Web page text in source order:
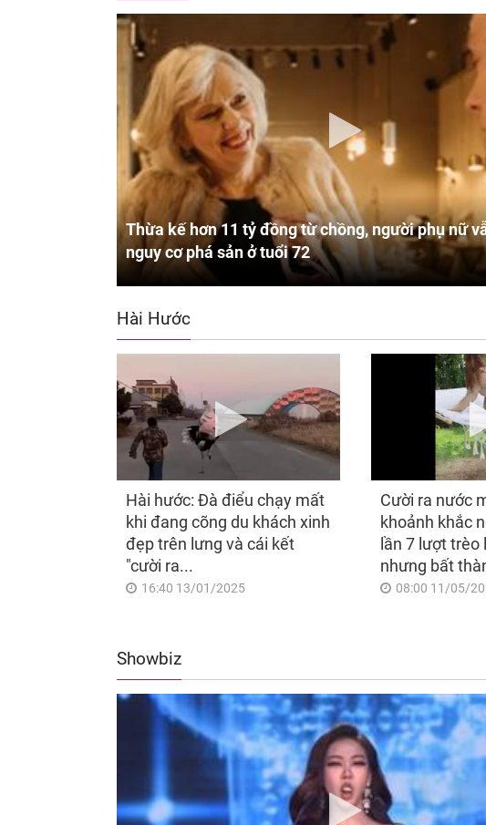
Thừa kế hơn 11 tỷ đồng từ chồng, người phụ nữ
nguy cơ phá sản ở tuổi 72
Hài Hước
Hài hước: Đà điểu chạy mất
khi đang cõng du khách xinh
đẹp trên lưng và cái kết
"cười ra...
16:40 13/01/2025
Cười ra nước
khoảnh khắc
lần 7 lượt trèo
nhưng bất
08:00 11/05/
Showbiz